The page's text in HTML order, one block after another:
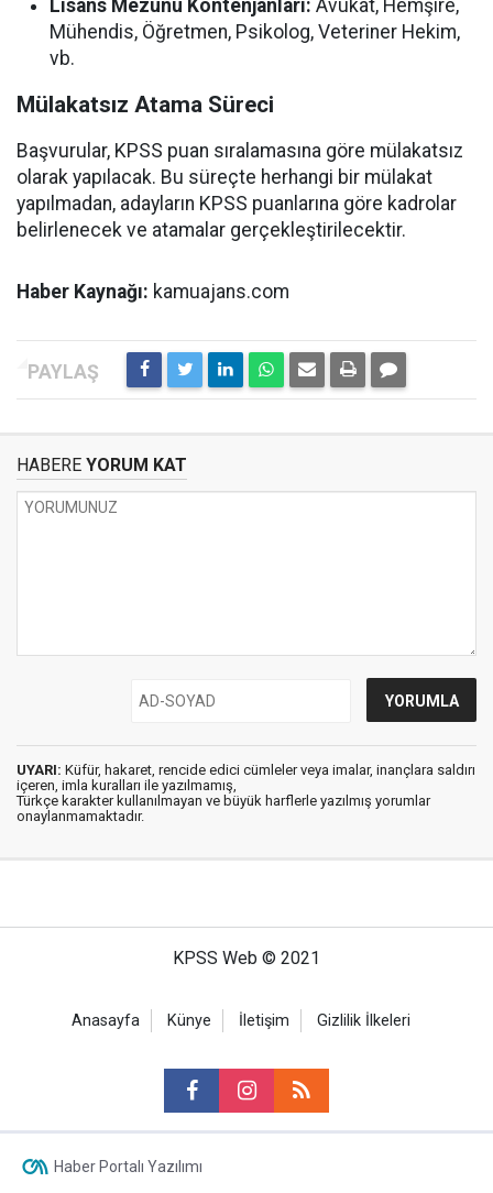
Lisans Mezunu Kontenjanları: Avukat, Hemşire,
Mühendis, Öğretmen, Psikolog, Veteriner Hekim,
vb.
Mülakatsız Atama Süreci
Başvurular, KPSS puan sıralamasına göre mülakatsız
olarak yapılacak. Bu süreçte herhangi bir mülakat
yapılmadan, adayların KPSS puanlarına göre kadrolar
belirlenecek ve atamalar gerçekleştirilecektir.
Haber Kaynağı: kamuajans.com
HABERE YORUM KAT
UYARI: Küfür, hakaret, rencide edici cümleler veya imalar, inançlara saldırı
içeren, imla kuralları ile yazılmamış,
Türkçe karakter kullanılmayan ve büyük harflerle yazılmış yorumlar
onaylanmamaktadır.
KPSS Web © 2021
Anasayfa Künye İletişim Gizlilik İlkeleri
Haber Portalı Yazılımı